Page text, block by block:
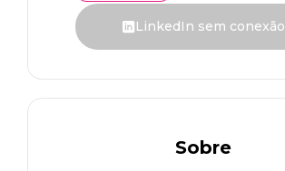
LinkedIn sem conexão
Sobre